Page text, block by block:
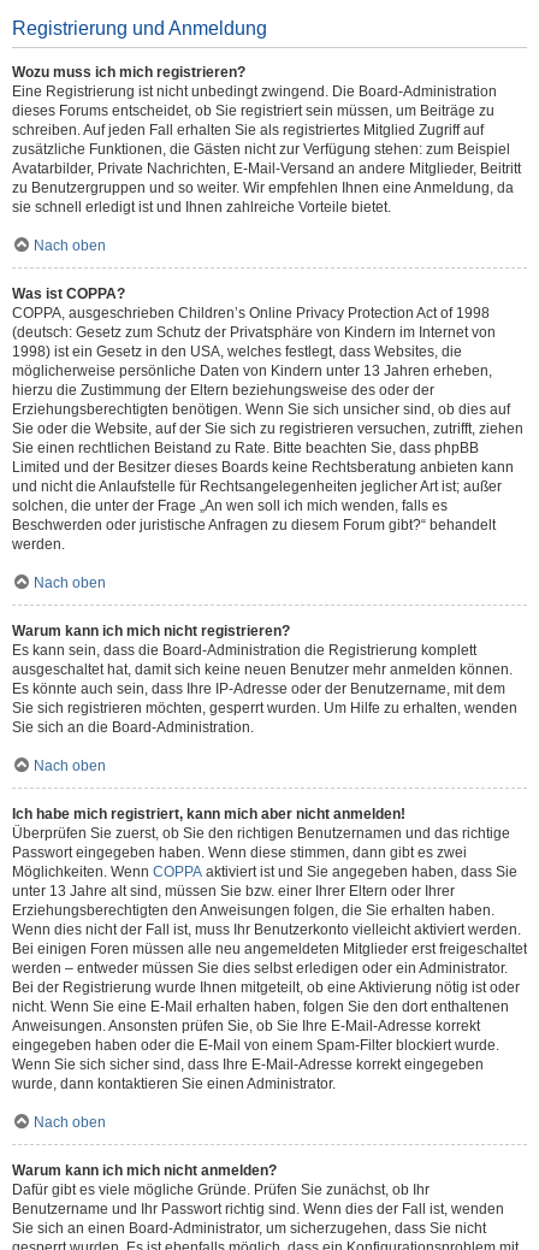
Registrierung und Anmeldung
Wozu muss ich mich registrieren?
Eine Registrierung ist nicht unbedingt zwingend. Die Board-Administration
dieses Forums entscheidet, ob Sie registriert sein müssen, um Beiträge zu
schreiben. Auf jeden Fall erhalten Sie als registriertes Mitglied Zugriff auf
zusätzliche Funktionen, die Gästen nicht zur Verfügung stehen: zum Beispiel
Avatarbilder, Private Nachrichten, E-Mail-Versand an andere Mitglieder, Beitritt
zu Benutzergruppen und so weiter. Wir empfehlen Ihnen eine Anmeldung, da
sie schnell erledigt ist und Ihnen zahlreiche Vorteile bietet.
Nach oben
Was ist COPPA?
COPPA, ausgeschrieben Children’s Online Privacy Protection Act of 1998
(deutsch: Gesetz zum Schutz der Privatsphäre von Kindern im Internet von
1998) ist ein Gesetz in den USA, welches festlegt, dass Websites, die
möglicherweise persönliche Daten von Kindern unter 13 Jahren erheben,
hierzu die Zustimmung der Eltern beziehungsweise des oder der
Erziehungsberechtigten benötigen. Wenn Sie sich unsicher sind, ob dies auf
Sie oder die Website, auf der Sie sich zu registrieren versuchen, zutrifft, ziehen
Sie einen rechtlichen Beistand zu Rate. Bitte beachten Sie, dass phpBB
Limited und der Besitzer dieses Boards keine Rechtsberatung anbieten kann
und nicht die Anlaufstelle für Rechtsangelegenheiten jeglicher Art ist; außer
solchen, die unter der Frage „An wen soll ich mich wenden, falls es
Beschwerden oder juristische Anfragen zu diesem Forum gibt?“ behandelt
werden.
Nach oben
Warum kann ich mich nicht registrieren?
Es kann sein, dass die Board-Administration die Registrierung komplett
ausgeschaltet hat, damit sich keine neuen Benutzer mehr anmelden können.
Es könnte auch sein, dass Ihre IP-Adresse oder der Benutzername, mit dem
Sie sich registrieren möchten, gesperrt wurden. Um Hilfe zu erhalten, wenden
Sie sich an die Board-Administration.
Nach oben
Ich habe mich registriert, kann mich aber nicht anmelden!
Überprüfen Sie zuerst, ob Sie den richtigen Benutzernamen und das richtige
Passwort eingegeben haben. Wenn diese stimmen, dann gibt es zwei
Möglichkeiten. Wenn COPPA aktiviert ist und Sie angegeben haben, dass Sie
unter 13 Jahre alt sind, müssen Sie bzw. einer Ihrer Eltern oder Ihrer
Erziehungsberechtigten den Anweisungen folgen, die Sie erhalten haben.
Wenn dies nicht der Fall ist, muss Ihr Benutzerkonto vielleicht aktiviert werden.
Bei einigen Foren müssen alle neu angemeldeten Mitglieder erst freigeschaltet
werden – entweder müssen Sie dies selbst erledigen oder ein Administrator.
Bei der Registrierung wurde Ihnen mitgeteilt, ob eine Aktivierung nötig ist oder
nicht. Wenn Sie eine E-Mail erhalten haben, folgen Sie den dort enthaltenen
Anweisungen. Ansonsten prüfen Sie, ob Sie Ihre E-Mail-Adresse korrekt
eingegeben haben oder die E-Mail von einem Spam-Filter blockiert wurde.
Wenn Sie sich sicher sind, dass Ihre E-Mail-Adresse korrekt eingegeben
wurde, dann kontaktieren Sie einen Administrator.
Nach oben
Warum kann ich mich nicht anmelden?
Dafür gibt es viele mögliche Gründe. Prüfen Sie zunächst, ob Ihr
Benutzername und Ihr Passwort richtig sind. Wenn dies der Fall ist, wenden
Sie sich an einen Board-Administrator, um sicherzugehen, dass Sie nicht